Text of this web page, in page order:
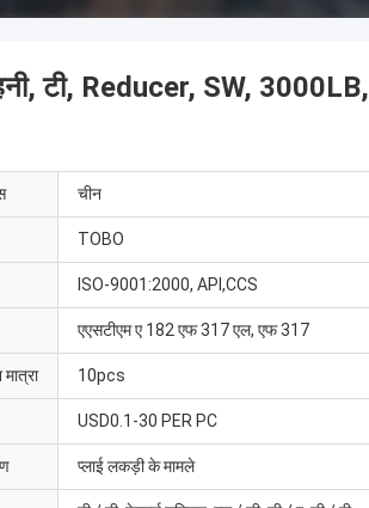
टी, Reducer, SW, 3000LB,
चीन
TOBO
ISO-9001:2000, API,CCS
एएसटीएम ए 182 एफ 317 एल, एफ 317
10pcs
USD0.1-30 PER PC
प्लाई लकड़ी के मामले